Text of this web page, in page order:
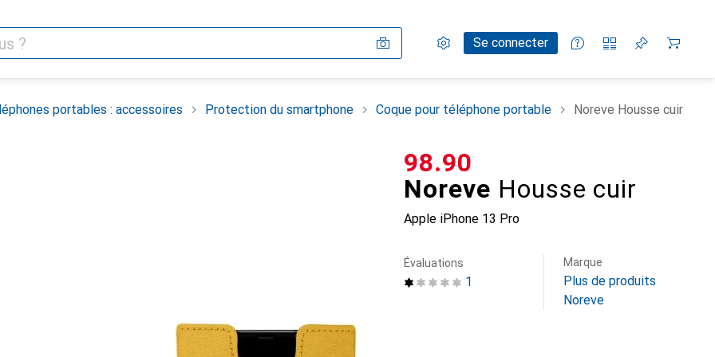
Paramètres
Compte clientSe connecter
Listes de comparaison
Listes d'envies
Panier
portables : accessoires Protection du smartphone Coque pour téléphone portable Noreve Housse cuir
Noreve Housse cuir
Apple iPhone 13 Pro
CHF
98.90
1
Évaluations Marque
Plus de produits
Noreve